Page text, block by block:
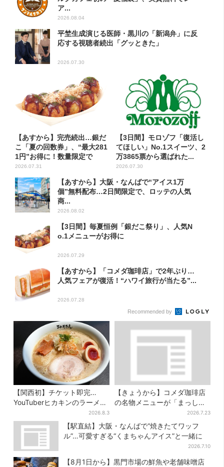
ア...
2026.08.04
平埜生成演じる医師・黒川の「新潟弁」に反
応する視聴者続出「グッときた」
2026.07.30
【あすから】完売続出…銀だ
こ「夏の回数券」、“最大281
1円”お得に！数量限定で
2026.07.31
【3日間】モロゾフ「復活し
てほしい」No.1スイーツ、2
万3865票から選ばれた...
2026.07.30
【あすから】大阪・なんばで“アイス1万
個”無料配布…2日間限定で、ロッテの人気
商...
2026.08.02
【3日間】毎夏恒例「銀だこ祭り」、人気N
o.1メニューがお得に
2026.07.29
【あすから】「コメダ珈琲店」で2年ぶり…
人気フェアが復活！“ハワイ旅行が当たる”...
2026.07.28
Recommended by
【関西初】チケット即完…
YouTuberヒカキンのラーメン
店「みそきん」が大阪上陸！
「待ってました」と話題
2026.8.3
【きょうから】コメダ珈琲店
の名物メニューが「まっし
ろ」に…期間限定の2品が登場
2026.7.23
【駅直結】大阪・なんばで“焼きたてワッフ
ル”…可愛すぎる“くまちゃんアイス”と一緒に
2026.7.10
【8月1日から】黒門市場の鮮魚や老舗味噌店